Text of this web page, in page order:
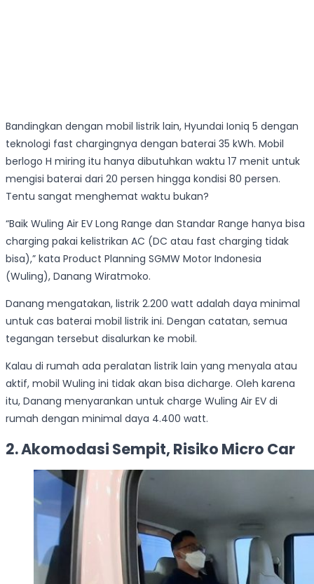
Bandingkan dengan mobil listrik lain, Hyundai Ioniq 5 dengan
teknologi fast chargingnya dengan baterai 35 kWh. Mobil
berlogo H miring itu hanya dibutuhkan waktu 17 menit untuk
mengisi baterai dari 20 persen hingga kondisi 80 persen.
Tentu sangat menghemat waktu bukan?
“Baik Wuling Air EV Long Range dan Standar Range hanya bisa
charging pakai kelistrikan AC (DC atau fast charging tidak
bisa),” kata Product Planning SGMW Motor Indonesia
(Wuling), Danang Wiratmoko.
Danang mengatakan, listrik 2.200 watt adalah daya minimal
untuk cas baterai mobil listrik ini. Dengan catatan, semua
tegangan tersebut disalurkan ke mobil.
Kalau di rumah ada peralatan listrik lain yang menyala atau
aktif, mobil Wuling ini tidak akan bisa dicharge. Oleh karena
itu, Danang menyarankan untuk charge Wuling Air EV di
rumah dengan minimal daya 4.400 watt.
2. Akomodasi Sempit, Risiko Micro Car